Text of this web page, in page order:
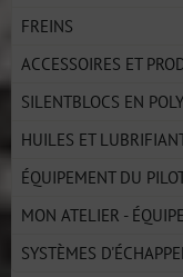
FREINS
ACCESSOIRES ET
SILENTBLOCS EN
HUILES ET
ÉQUIPEMENT DU
MON ATELIER -
SYSTÈMES